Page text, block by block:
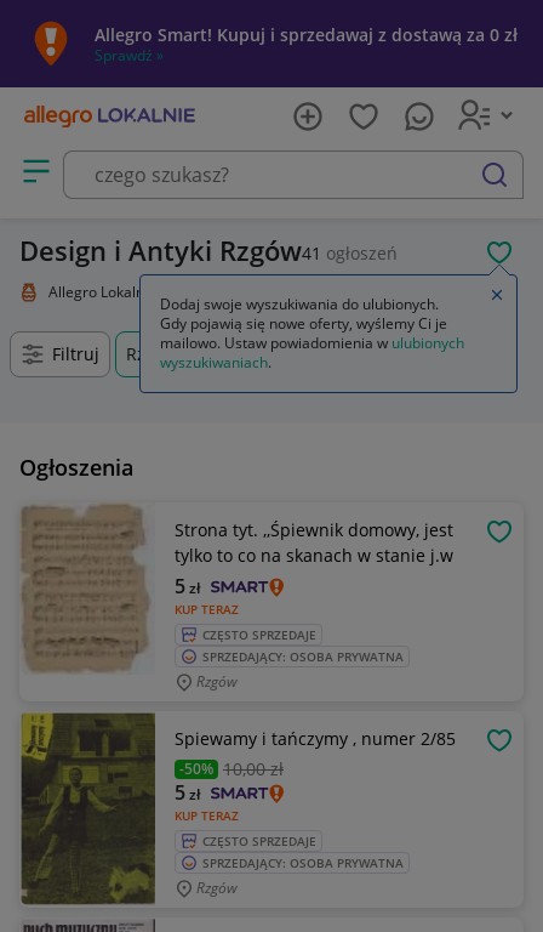
Allegro Smart! Kupuj i sprzedawaj z dostawą za 0 zł
Sprawdź »
Otwórz menu z kategoriami
szukaj
Design i Antyki Rzgów41 ogłoszeń
Allegro Lokalnie
Filtruj Rzgów, Wielkopolskie, +0 km
Ogłoszenia
Strona tyt. ,,Śpiewnik domowy, jest
tylko to co na skanach w stanie j.w
KUP TERAZ
5zł
CZĘSTO SPRZEDAJE
SPRZEDAJĄCY: OSOBA PRYWATNA
Rzgów
Spiewamy i tańczymy , numer 2/85
-50% 10,00 zł
KUP TERAZ
5zł
CZĘSTO SPRZEDAJE
SPRZEDAJĄCY: OSOBA PRYWATNA
Rzgów
Dodaj swoje wyszukiwania do ulubionych.
Gdy pojawią się nowe oferty, wyślemy Ci je
mailowo. Ustaw powiadomienia w ulubionych
wyszukiwaniach.